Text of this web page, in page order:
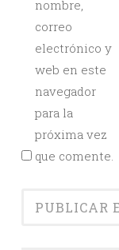
nombre,
correo
electrónico y
web en este
navegador
para la
próxima vez
que comente.